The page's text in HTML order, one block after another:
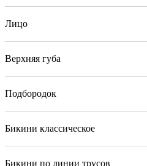
Лицо
Верхняя губа
Подбородок
Бикини классическое
Бикини по линии трусов